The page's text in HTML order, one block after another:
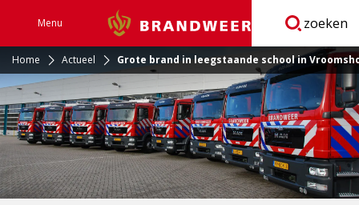
Menu Brandweer zoeken
Home Actueel Grote brand in leegstaande school in